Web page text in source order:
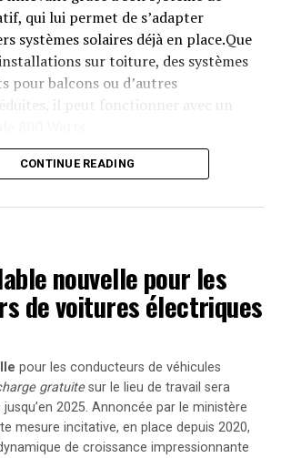
qui lui permet de s’adapter
systèmes solaires déjà en place.Que
sur toiture, des systèmes
pour balcons ou d’autres
il peut fonctionner avec un
flexibilité Énergétique
maximale d’injection dans le réseau
1200 watts,le Solarbank 2 AC
deux régulateurs solaires MPPT. Cela
d’ajouter jusqu’à 1200 watts
des panneaux solaires additionnels,
totale à un impressionnant
il est possible d’intégrer
supplémentaires de 1,6
augmentant la capacité totale à
.
CONTINUE READING
nouvelle pour les
de voitures électriques
pour les conducteurs de véhicules
gratuitesur le lieu de travail sera
2025. Annoncée par le ministère
mesure incitative, en place depuis 2020,
de croissance impressionnante